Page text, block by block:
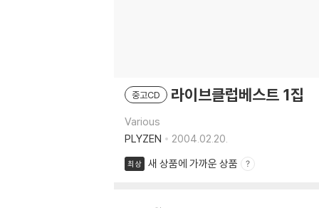
중고CD 라이브클럽베스트 1집
Various
PLYZEN
2004.02.20.
최상 새 상품에 가까운 상품